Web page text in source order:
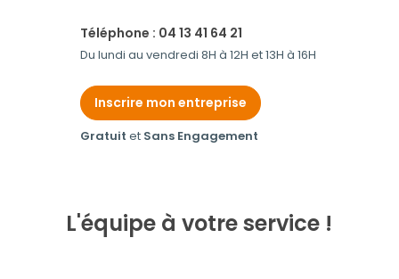
Téléphone : 04 13 41 64 21
Du lundi au vendredi 8H à 12H et 13H à 16H
Inscrire mon entreprise
Gratuit et Sans Engagement
L'équipe à votre service !